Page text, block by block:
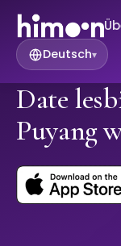
Deutsch▾
Date
Puyang